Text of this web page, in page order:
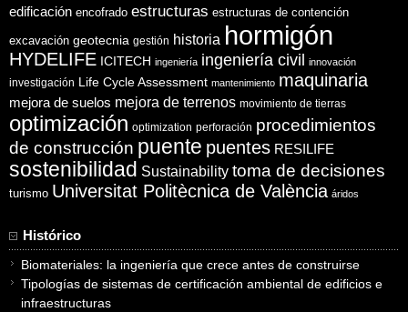
edificación encofrado estructuras estructuras de contención
excavación geotecnia gestión historia hormigón
HYDELIFE ICITECH ingeniería ingeniería civil innovación
investigación Life Cycle Assessment mantenimiento maquinaria
mejora de suelos mejora de terrenos movimiento de tierras
optimización optimization perforación procedimientos
de construcción puente puentes RESILIFE
sostenibilidad Sustainability toma de decisiones
turismo Universitat Politècnica de València áridos
Histórico
Biomateriales: la ingeniería que crece antes de construirse
Tipologías de sistemas de certificación ambiental de edificios e
infraestructuras